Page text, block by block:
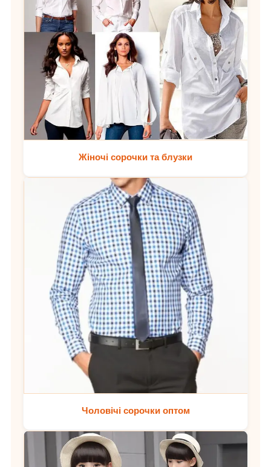
Жіночі сорочки та блузки
Чоловічі сорочки оптом